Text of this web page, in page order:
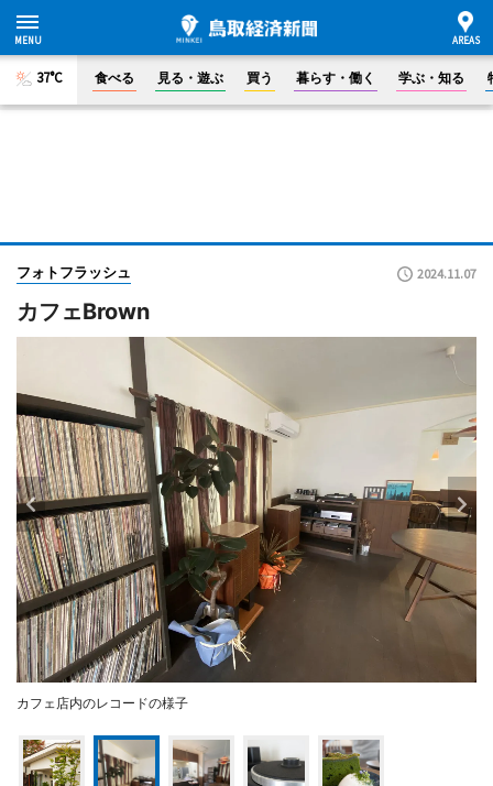
37°C 食べる 見る・遊ぶ 買う 暮らす・働く 学ぶ・知る
フォトフラッシュ 2024.11.07
カフェBrown
カフェ店内のレコードの様子